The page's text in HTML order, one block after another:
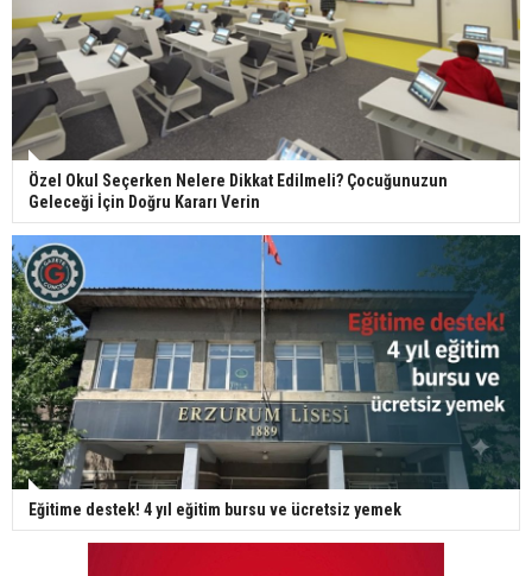
Özel Okul Seçerken Nelere Dikkat Edilmeli? Çocuğunuzun
Geleceği İçin Doğru Kararı Verin
Eğitime destek! 4 yıl eğitim bursu ve ücretsiz yemek